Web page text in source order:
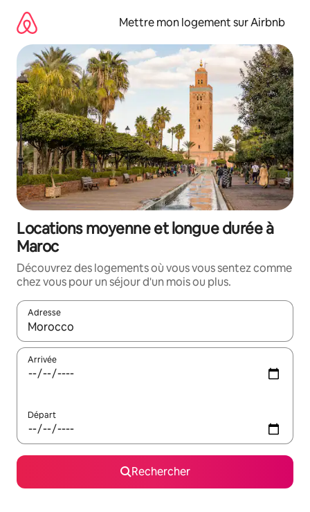
directement
contenu
Mettre mon logement sur Airbnb
Locations moyenne et longue durée à
Maroc
Découvrez des logements où vous vous sentez comme
chez vous pour un séjour d'un mois ou plus.
Adresse
Lorsque les résultats s'affichent, utilisez les flèches vers le
Arrivée
Départ
Rechercher